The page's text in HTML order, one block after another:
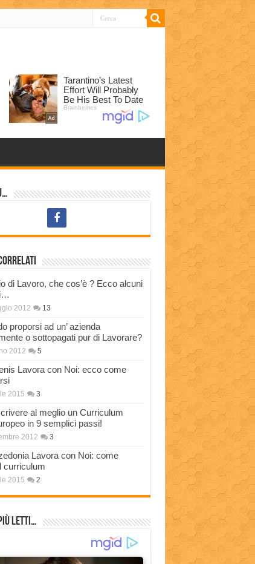
di Lavoro, che cos’è ? Ecco alcuni
2012 13
proporsi ad un’ azienda
o sottopagati pur di Lavorare?
2012 5
Lavora con Noi: ecco come
2015 3
al meglio un Curriculum
in 9 semplici passi!
2012 3
Lavora con Noi: come
curriculum
2015 2
Letti…